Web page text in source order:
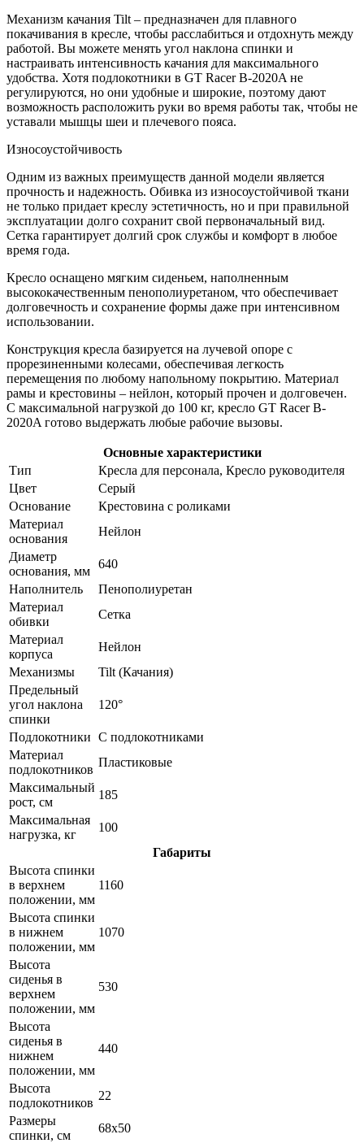
Механизм качания Tilt – предназначен для плавного
покачивания в кресле, чтобы расслабиться и отдохнуть между
работой. Вы можете менять угол наклона спинки и
настраивать интенсивность качания для максимального
удобства. Хотя подлокотники в GT Racer B-2020A не
регулируются, но они удобные и широкие, поэтому дают
возможность расположить руки во время работы так, чтобы не
уставали мышцы шеи и плечевого пояса.
Износоустойчивость
Одним из важных преимуществ данной модели является
прочность и надежность. Обивка из износоустойчивой ткани
не только придает креслу эстетичность, но и при правильной
эксплуатации долго сохранит свой первоначальный вид.
Сетка гарантирует долгий срок службы и комфорт в любое
время года.
Кресло оснащено мягким сиденьем, наполненным
высококачественным пенополиуретаном, что обеспечивает
долговечность и сохранение формы даже при интенсивном
использовании.
Конструкция кресла базируется на лучевой опоре с
прорезиненными колесами, обеспечивая легкость
перемещения по любому напольному покрытию. Материал
рамы и крестовины – нейлон, который прочен и долговечен.
С максимальной нагрузкой до 100 кг, кресло GT Racer B-
2020A готово выдержать любые рабочие вызовы.
Основные характеристики
Тип
Кресла для персонала, Кресло руководителя
Цвет
Серый
Основание
Крестовина с роликами
Материал
основания
Нейлон
Диаметр
основания, мм
640
Наполнитель
Пенополиуретан
Материал
обивки
Сетка
Материал
корпуса
Нейлон
Механизмы
Tilt (Качания)
Предельный
угол наклона
спинки
120°
Подлокотники С подлокотниками
Материал
подлокотников
Пластиковые
Максимальный
рост, см
185
Максимальная
нагрузка, кг
100
Габариты
Высота спинки
в верхнем
положении, мм
1160
Высота спинки
в нижнем
положении, мм
1070
Высота
сиденья в
верхнем
положении, мм
530
Высота
сиденья в
нижнем
положении, мм
440
Высота
подлокотников
22
Размеры
спинки, см
68х50